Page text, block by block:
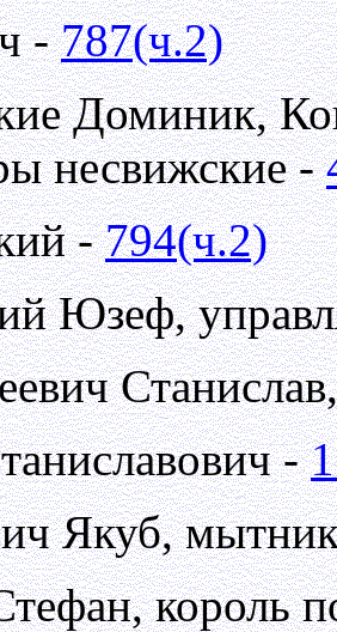
-787(ч.2)
Доминик,
несвижские -
-794(ч.2)
Юзеф,
-
Якуб,
король